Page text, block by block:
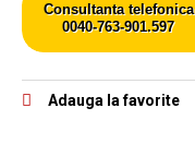
Consultanta telefonica
0040-763-901.597
Adauga la favorite